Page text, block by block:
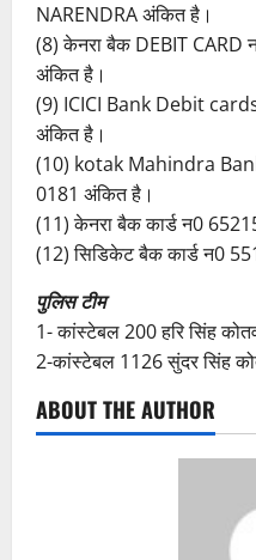
NARENDRA अंकित है।
(8) केनरा बैक DEBIT
अंकित है।
(9) ICICI Bank Debit
अंकित है।
(10) kotak Mahindra
0181 अंकित है।
(11) केनरा बैक कार्ड न0
(12) सिडिकेट बैक कार्ड न0
पुलिस टीम
1- कांस्टेबल 200 हरि सिंह
2-कांस्टेबल 1126 सुंदर सिंह
ABOUT THE AUTHOR